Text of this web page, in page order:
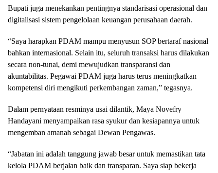
Bupati juga menekankan pentingnya standarisasi operasional dan
digitalisasi sistem pengelolaan keuangan perusahaan daerah.
“Saya harapkan PDAM mampu menyusun SOP bertaraf nasional
bahkan internasional. Selain itu, seluruh transaksi harus dilakukan
secara non-tunai, demi mewujudkan transparansi dan
akuntabilitas. Pegawai PDAM juga harus terus meningkatkan
kompetensi diri mengikuti perkembangan zaman,” tegasnya.
Dalam pernyataan resminya usai dilantik, Maya Novefry
Handayani menyampaikan rasa syukur dan kesiapannya untuk
mengemban amanah sebagai Dewan Pengawas.
“Jabatan ini adalah tanggung jawab besar untuk memastikan tata
kelola PDAM berjalan baik dan transparan. Saya siap bekerja